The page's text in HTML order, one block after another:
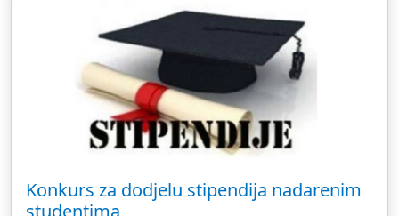
Konkurs za dodjelu stipendija nadarenim
studentima